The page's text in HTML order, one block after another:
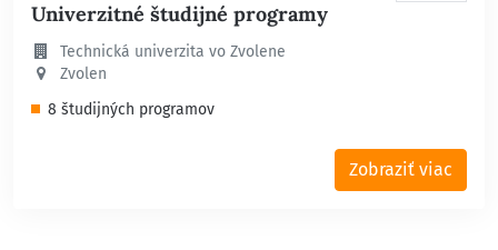
Univerzitné študijné programy
Technická univerzita vo Zvolene
Zvolen
8 študijných programov
Zobraziť viac